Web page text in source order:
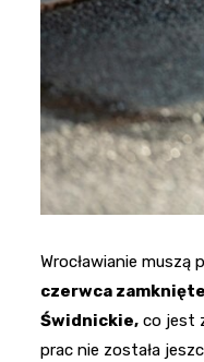
Wrocławianie
czerwca
Świdnickie, co jest
prac nie została